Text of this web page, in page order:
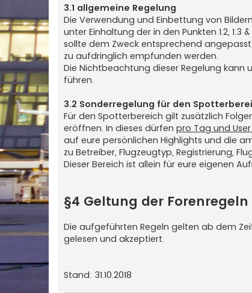
3.1 allgemeine Regelung
Die Verwendung und Einbettung von
unter Einhaltung der in den Punkten 1.2,
sollte dem Zweck entsprechend
zu aufdringlich empfunden werden.
Die Nichtbeachtung dieser Regelung kann
führen.
3.2 Sonderregelung für den
Für den Spotterbereich gilt zusätzlich
eröffnen. In dieses dürfen pro Tag und
auf eure persönlichen Highlights und die
zu Betreiber, Flugzeugtyp, Registrierung,
Dieser Bereich ist allein für eure eigenen
§4 Geltung der Forenregeln
Die aufgeführten Regeln gelten ab dem
gelesen und akzeptiert.
Stand: 31.10.2018